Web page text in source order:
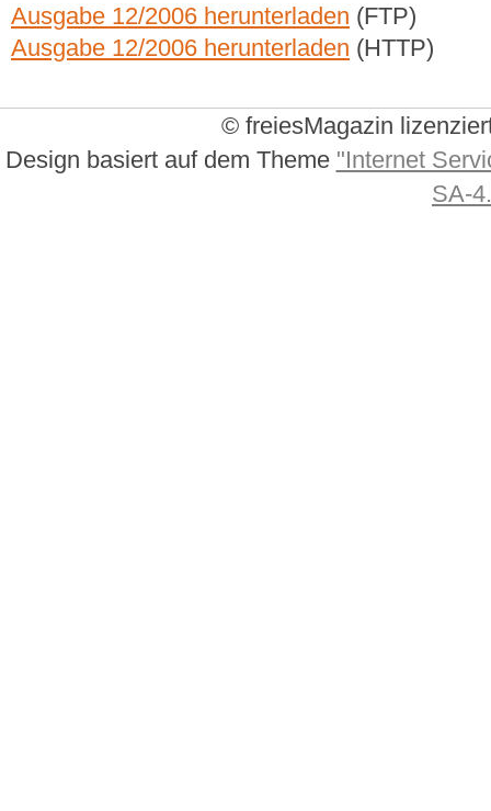
Ausgabe 12/2006 herunterladen (FTP)
Ausgabe 12/2006 herunterladen (HTTP)
© freiesMagazin
Design basiert auf dem Theme "Internet
SA-